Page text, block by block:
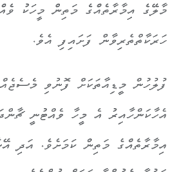
މާލޭގެ އިމާރާތެއްގެ މަތިން މީހަކު
ހަރަކާތްތެރިވާން ފަށައިފި އެވެ.
އެހާކަންހާއިރު އެ މީހާ ވެއްޓުނީ
އިމާރާތެއްގެ މަތިން ކަމަށެވެ. އަދި